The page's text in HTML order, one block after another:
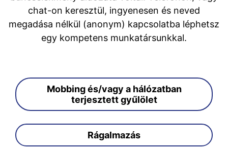
chat-on keresztül, ingyenesen és neved
megadása nélkül (anonym) kapcsolatba léphetsz
egy kompetens munkatársunkkal.
Mobbing és/vagy a hálózatban
terjesztett gyűlölet
Rágalmazás